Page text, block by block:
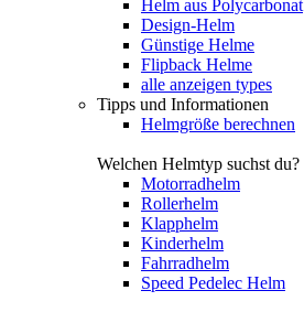
Helm aus Polycarbonat
Design-Helm
Günstige Helme
Flipback Helme
alle anzeigen types
Tipps und Informationen
Helmgröße berechnen
Welchen Helmtyp suchst du?
Motorradhelm
Rollerhelm
Klapphelm
Kinderhelm
Fahrradhelm
Speed Pedelec Helm